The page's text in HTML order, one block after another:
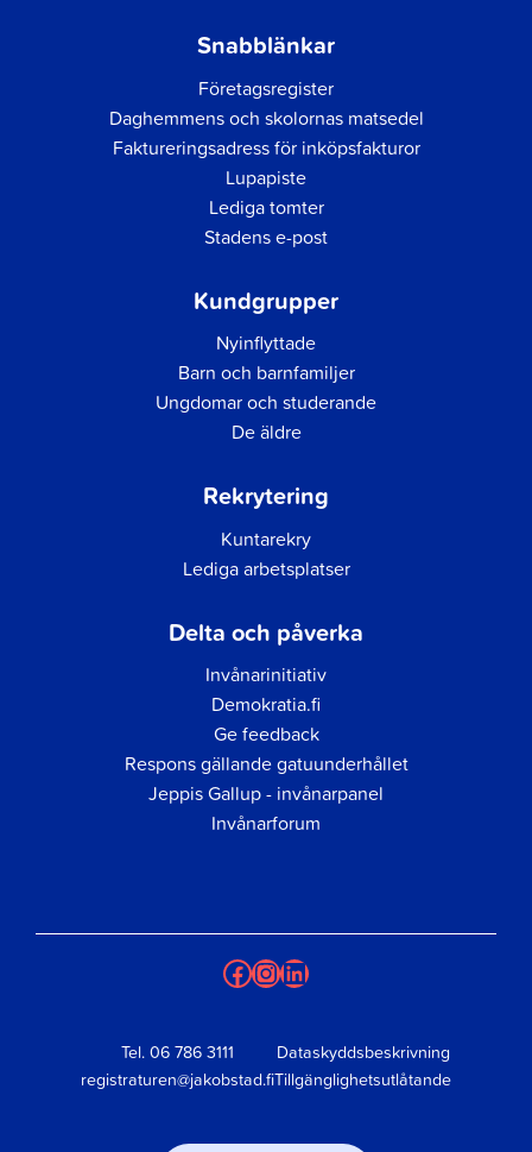
Snabblänkar
Företagsregister
Daghemmens och skolornas matsedel
Faktureringsadress för inköpsfakturor
Lupapiste
Lediga tomter
Stadens e-post
Kundgrupper
Nyinflyttade
Barn och barnfamiljer
Ungdomar och studerande
De äldre
Rekrytering
Kuntarekry
Lediga arbetsplatser
Delta och påverka
Invånarinitiativ
Demokratia.fi
Ge feedback
Respons gällande gatuunderhållet
Jeppis Gallup - invånarpanel
Invånarforum
Facebook
Instagram
LinkedIn
Tel. 06 786 3111
registraturen@jakobstad.fi
Dataskyddsbeskrivning
Tillgänglighetsutlåtande